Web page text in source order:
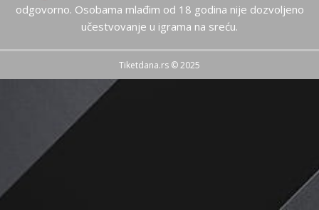
odgovorno. Osobama mlađim od 18 godina nije dozvoljeno
učestvovanje u igrama na sreću.
Tiketdana.rs © 2025